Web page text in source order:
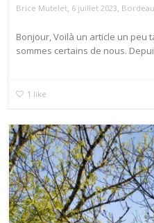
Brice Mutelet, 6 juillet 2023,
Bonjour, Voilà un article un peu
sommes certains de nous.
1 like